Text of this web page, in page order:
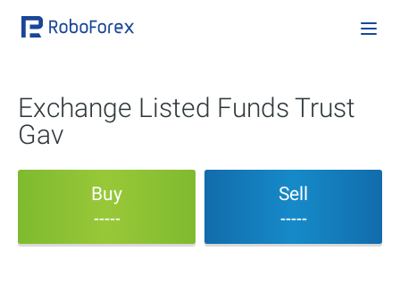
Exchange Listed Funds Trust
Gav
Buy
-----
Sell
-----